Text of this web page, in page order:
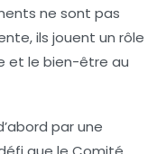
ne sont pas
ils jouent un rôle
et le bien-être au
par une